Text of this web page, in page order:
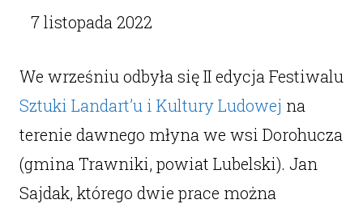
7 listopada 2022
We wrześniu odbyła się II edycja Festiwalu
Sztuki Landart’u i Kultury Ludowej na
terenie dawnego młyna we wsi Dorohucza
(gmina Trawniki, powiat Lubelski). Jan
Sajdak, którego dwie prace można